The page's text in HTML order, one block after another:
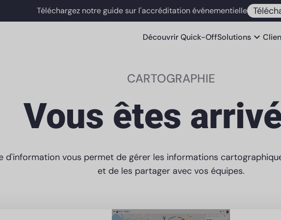
Téléchargez notre guide sur l'accréditation événementielle
DécouvrirQuick-OffSolutions expand_more
CARTOGRAPHIE
Vous êtes
d'information vous permet de gérer les informations
et de les partager avec vos équipes.